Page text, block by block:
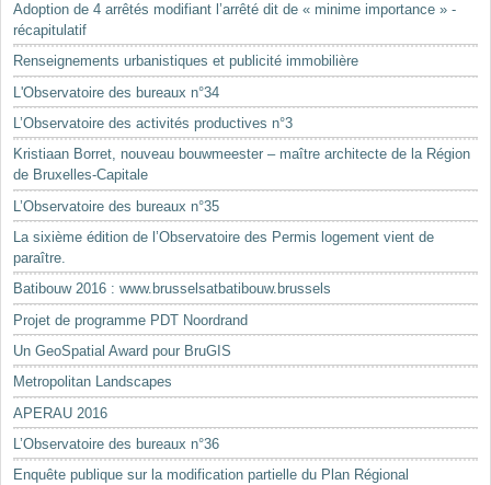
Adoption de 4 arrêtés modifiant l’arrêté dit de « minime importance » -
récapitulatif
Renseignements urbanistiques et publicité immobilière
L'Observatoire des bureaux n°34
L’Observatoire des activités productives n°3
Kristiaan Borret, nouveau bouwmeester – maître architecte de la Région
de Bruxelles-Capitale
L’Observatoire des bureaux n°35
La sixième édition de l’Observatoire des Permis logement vient de
paraître.
Batibouw 2016 : www.brusselsatbatibouw.brussels
Projet de programme PDT Noordrand
Un GeoSpatial Award pour BruGIS
Metropolitan Landscapes
APERAU 2016
L’Observatoire des bureaux n°36
Enquête publique sur la modification partielle du Plan Régional